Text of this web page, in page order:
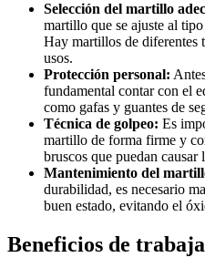
Selección del martillo
martillo que se ajuste al
Hay martillos de diferentes
usos.
Protección personal:
fundamental contar con el
como gafas y guantes de
Técnica de golpeo: Es
martillo de forma firme y
bruscos que puedan causar
Mantenimiento del
durabilidad, es necesario
buen estado, evitando el
Beneficios de